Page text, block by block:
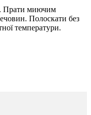
Прати миючим
Полоскати без
температури.